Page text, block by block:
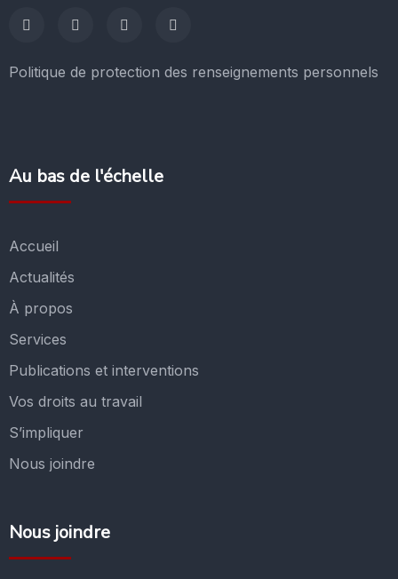
Politique de protection des renseignements personnels
Au bas de l'échelle
Accueil
Actualités
À propos
Services
Publications et interventions
Vos droits au travail
S’impliquer
Nous joindre
Nous joindre